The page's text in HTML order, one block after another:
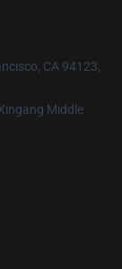
CA 94123,
Middle